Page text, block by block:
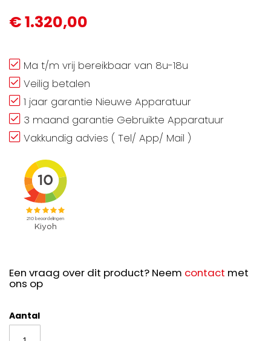
€ 1.320,00
Ma t/m vrij bereikbaar van 8u-18u
Veilig betalen
1 jaar garantie Nieuwe Apparatuur
3 maand garantie Gebruikte Apparatuur
Vakkundig advies ( Tel/ App/ Mail )
Een vraag over dit product? Neem contact met
ons op
Aantal